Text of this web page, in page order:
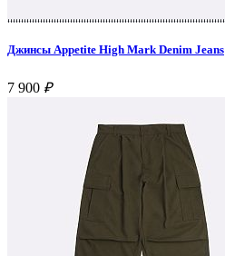
Джинсы Appetite High Mark Denim Jeans
7 900 ₽